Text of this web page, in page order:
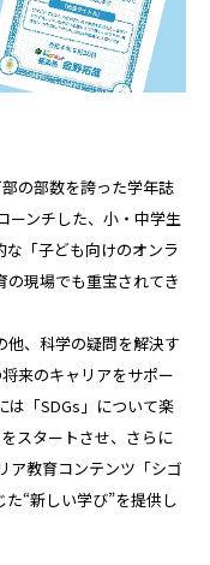
の部数を誇った学年誌
ーンチした、小・中学生
「子ども向けのオンラ
現場でも重宝されてき
他、科学の疑問を解決す
来のキャリアをサポー
は「SDGs」について楽
スタートさせ、さらに
ア教育コンテンツ「シゴ
“新しい学び”を提供し